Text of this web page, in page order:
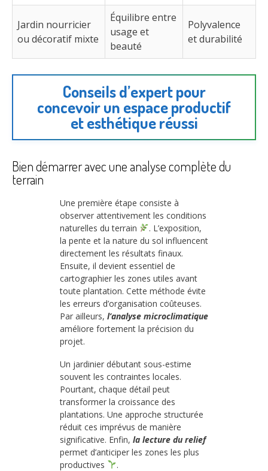
Jardin nourricier
ou décoratif mixte
Équilibre entre
usage et
beauté
Polyvalence
et durabilité
Conseils d’expert pour
concevoir un espace productif
et esthétique réussi
Bien démarrer avec une analyse complète du
terrain
Une première étape consiste à
observer attentivement les conditions
naturelles du terrain
. L’exposition,
la pente et la nature du sol influencent
directement les résultats finaux.
Ensuite, il devient essentiel de
cartographier les zones utiles avant
toute plantation. Cette méthode évite
les erreurs d’organisation coûteuses.
Par ailleurs, l’analyse microclimatique
améliore fortement la précision du
projet.
Un jardinier débutant sous-estime
souvent les contraintes locales.
Pourtant, chaque détail peut
transformer la croissance des
plantations. Une approche structurée
réduit ces imprévus de manière
significative. Enfin, la lecture du relief
permet d’anticiper les zones les plus
productives
.